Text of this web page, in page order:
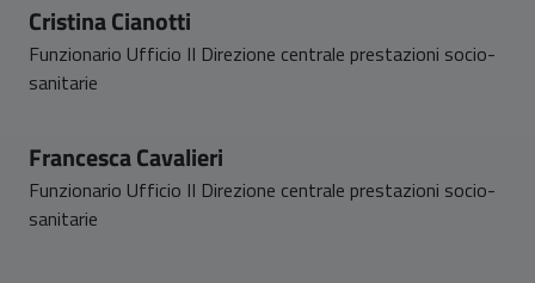
Cristina Cianotti
Funzionario Ufficio II Direzione centrale prestazioni socio-
sanitarie
Francesca Cavalieri
Funzionario Ufficio II Direzione centrale prestazioni socio-
sanitarie